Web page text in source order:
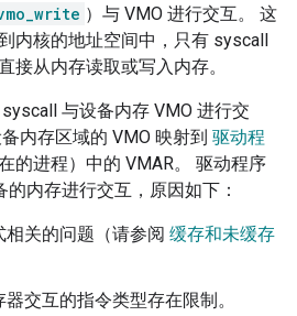
）与 VMO 进行交互。 这
内核的地址空间中，只有 syscall
接从内存读取或写入内存。
与设备内存 VMO 进行交
内存区域的 VMO 映射到 驱动程
的进程）中的 VMAR。 驱动程序
内存进行交互，原因如下：
关的问题（请参阅 缓存和未缓存
交互的指令类型存在限制。